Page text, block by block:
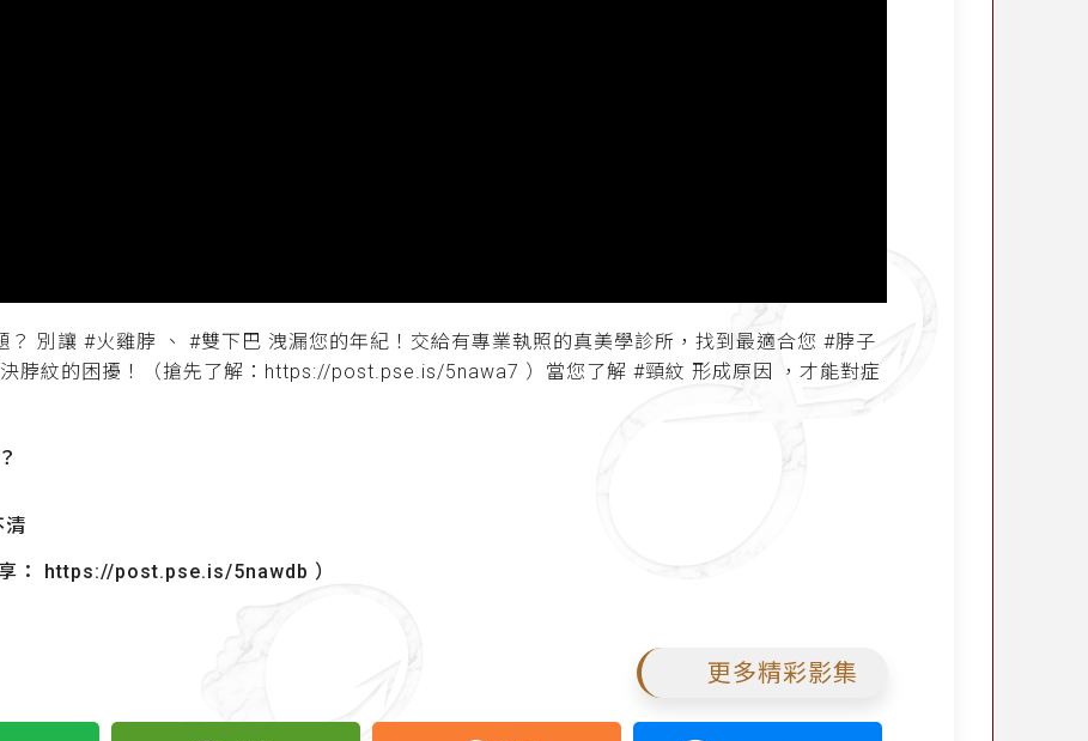
別讓 #火雞脖 、 #雙下巴 洩漏您的年紀！交給有專業執照的真美學診所，找到最適合您 #脖子
脖紋的困擾！（搶先了解：https://post.pse.is/5nawa7 ）當您了解 #頸紋 形成原因 ，才能對症
清
： https://post.pse.is/5nawdb ）
更多精彩影集